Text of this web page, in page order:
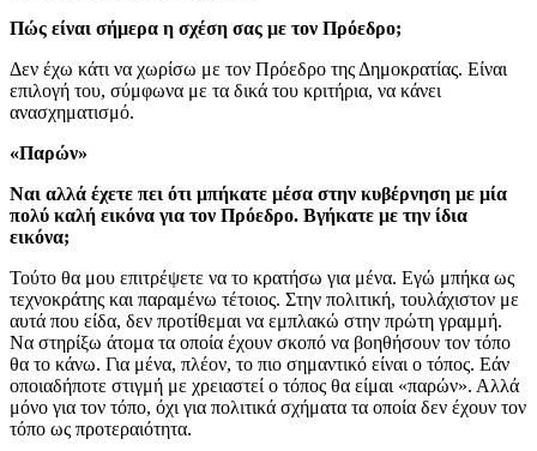
Πώς είναι σήμερα η σχέση σας με τον Πρόεδρο;
Δεν έχω κάτι να χωρίσω με τον Πρόεδρο της Δημοκρατίας. Είναι
επιλογή του, σύμφωνα με τα δικά του κριτήρια, να κάνει
ανασχηματισμό.
«Παρών»
Ναι αλλά έχετε πει ότι μπήκατε μέσα στην κυβέρνηση με μία
πολύ καλή εικόνα για τον Πρόεδρο. Βγήκατε με την ίδια
εικόνα;
Τούτο θα μου επιτρέψετε να το κρατήσω για μένα. Εγώ μπήκα ως
τεχνοκράτης και παραμένω τέτοιος. Στην πολιτική, τουλάχιστον με
αυτά που είδα, δεν προτίθεμαι να εμπλακώ στην πρώτη γραμμή.
Να στηρίξω άτομα τα οποία έχουν σκοπό να βοηθήσουν τον τόπο
θα το κάνω. Για μένα, πλέον, το πιο σημαντικό είναι ο τόπος. Εάν
οποιαδήποτε στιγμή με χρειαστεί ο τόπος θα είμαι «παρών». Αλλά
μόνο για τον τόπο, όχι για πολιτικά σχήματα τα οποία δεν έχουν τον
τόπο ως προτεραιότητα.